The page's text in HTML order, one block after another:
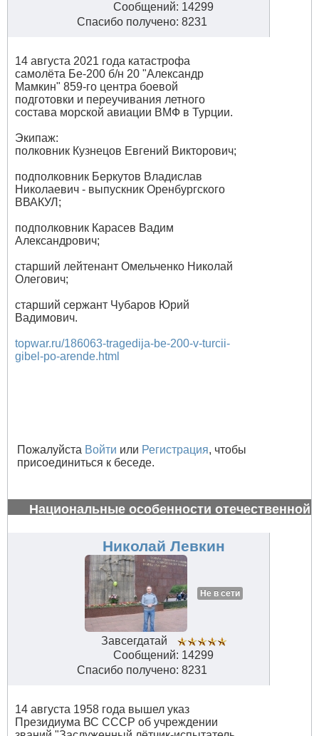
Сообщений: 14299
Спасибо получено: 8231
14 августа 2021 года катастрофа
самолёта Бе-200 б/н 20 "Александр
Мамкин" 859-го центра боевой
подготовки и переучивания летного
состава морской авиации ВМФ в Турции.
Экипаж:
полковник Кузнецов Евгений Викторович;
подполковник Беркутов Владислав
Николаевич - выпускник Оренбургского
ВВАКУЛ;
подполковник Карасев Вадим
Александрович;
старший лейтенант Омельченко Николай
Олегович;
старший сержант Чубаров Юрий
Вадимович.
topwar.ru/186063-tragedija-be-200-v-turcii-
gibel-po-arende.html
Пожалуйста Войти или Регистрация, чтобы
присоединиться к беседе.
Национальные особенности отечественной
Николай Левкин
Не в сети
Завсегдатай
Сообщений: 14299
Спасибо получено: 8231
14 августа 1958 года вышел указ
Президиума ВС СССР об учреждении